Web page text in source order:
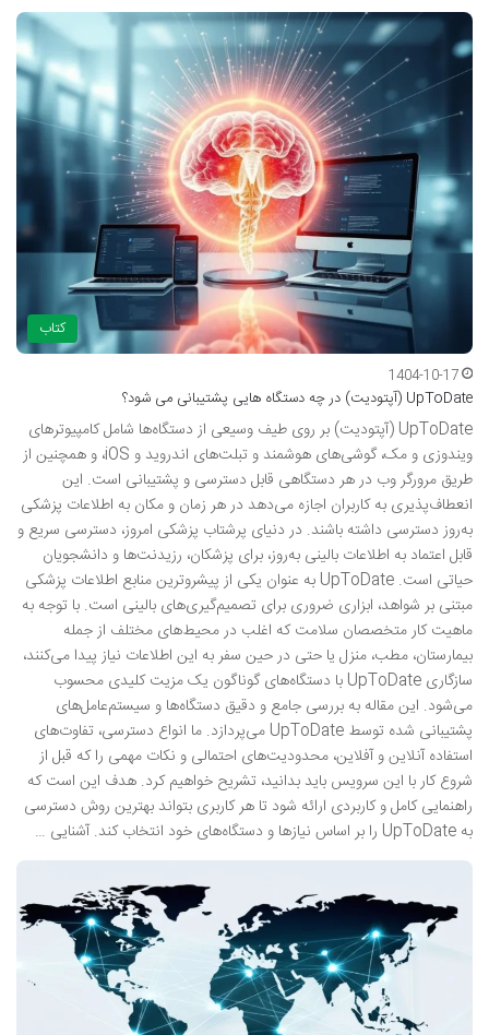
کتاب
1404-10-17
UpToDate (آپتودیت) در چه دستگاه هایی پشتیبانی می شود؟
UpToDate (آپتودیت) بر روی طیف وسیعی از دستگاه‌ها شامل کامپیوترهای
ویندوزی و مک، گوشی‌های هوشمند و تبلت‌های اندروید و iOS، و همچنین از
طریق مرورگر وب در هر دستگاهی قابل دسترسی و پشتیبانی است. این
انعطاف‌پذیری به کاربران اجازه می‌دهد در هر زمان و مکان به اطلاعات پزشکی
به‌روز دسترسی داشته باشند. در دنیای پرشتاب پزشکی امروز، دسترسی سریع و
قابل اعتماد به اطلاعات بالینی به‌روز، برای پزشکان، رزیدنت‌ها و دانشجویان
حیاتی است. UpToDate به عنوان یکی از پیشروترین منابع اطلاعات پزشکی
مبتنی بر شواهد، ابزاری ضروری برای تصمیم‌گیری‌های بالینی است. با توجه به
ماهیت کار متخصصان سلامت که اغلب در محیط‌های مختلف از جمله
بیمارستان، مطب، منزل یا حتی در حین سفر به این اطلاعات نیاز پیدا می‌کنند،
سازگاری UpToDate با دستگاه‌های گوناگون یک مزیت کلیدی محسوب
می‌شود. این مقاله به بررسی جامع و دقیق دستگاه‌ها و سیستم‌عامل‌های
پشتیبانی شده توسط UpToDate می‌پردازد. ما انواع دسترسی، تفاوت‌های
استفاده آنلاین و آفلاین، محدودیت‌های احتمالی و نکات مهمی را که قبل از
شروع کار با این سرویس باید بدانید، تشریح خواهیم کرد. هدف این است که
راهنمایی کامل و کاربردی ارائه شود تا هر کاربری بتواند بهترین روش دسترسی
به UpToDate را بر اساس نیازها و دستگاه‌های خود انتخاب کند. آشنایی …